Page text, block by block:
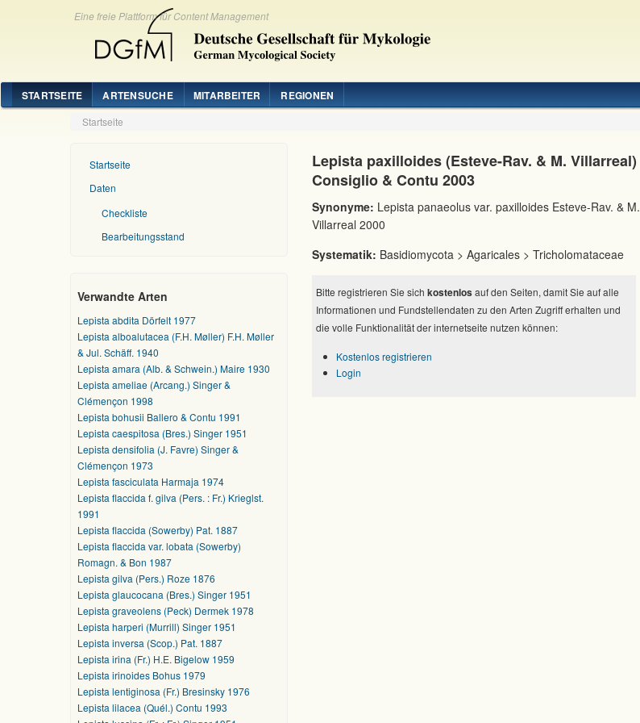
Eine freie Plattform für Content Management
STARTSEITE ARTENSUCHE MITARBEITER REGIONEN
Startseite
Startseite
Daten
Checkliste
Bearbeitungsstand
Verwandte Arten
Lepista abdita Dörfelt 1977
Lepista alboalutacea (F.H. Møller) F.H. Møller
& Jul. Schäff. 1940
Lepista amara (Alb. & Schwein.) Maire 1930
Lepista ameliae (Arcang.) Singer &
Clémençon 1998
Lepista bohusii Ballero & Contu 1991
Lepista caespitosa (Bres.) Singer 1951
Lepista densifolia (J. Favre) Singer &
Clémençon 1973
Lepista fasciculata Harmaja 1974
Lepista flaccida f. gilva (Pers. : Fr.) Krieglst.
1991
Lepista flaccida (Sowerby) Pat. 1887
Lepista flaccida var. lobata (Sowerby)
Romagn. & Bon 1987
Lepista gilva (Pers.) Roze 1876
Lepista glaucocana (Bres.) Singer 1951
Lepista graveolens (Peck) Dermek 1978
Lepista harperi (Murrill) Singer 1951
Lepista inversa (Scop.) Pat. 1887
Lepista irina (Fr.) H.E. Bigelow 1959
Lepista irinoides Bohus 1979
Lepista lentiginosa (Fr.) Bresinsky 1976
Lepista lilacea (Quél.) Contu 1993
Lepista paxilloides (Esteve-Rav. & M. Villarreal)
Consiglio & Contu 2003
Synonyme: Lepista panaeolus var. paxilloides Esteve-Rav. & M.
Villarreal 2000
Systematik: Basidiomycota > Agaricales > Tricholomataceae
Bitte registrieren Sie sich kostenlos auf den Seiten, damit Sie auf alle
Informationen und Fundstellendaten zu den Arten Zugriff erhalten und
die volle Funktionalität der internetseite nutzen können:
Kostenlos registrieren
Login